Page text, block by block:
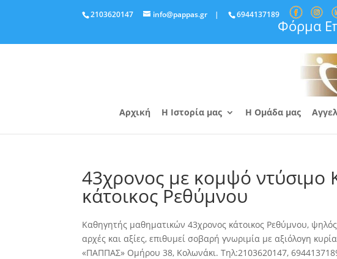
2103620147 info@pappas.gr | 6944137189
Φόρμα
Αρχική Η Ιστορία μας Η Ομάδα μας
43χρονος με κομψό ντύσιμο
κάτοικος Ρεθύμνου
Καθηγητής μαθηματικών 43χρονος κάτοικος Ρεθύμνου,
αρχές και αξίες, επιθυμεί σοβαρή γνωριμία με αξιόλογη
«ΠΑΠΠΑΣ» Ομήρου 38, Κολωνάκι. Τηλ:2103620147,